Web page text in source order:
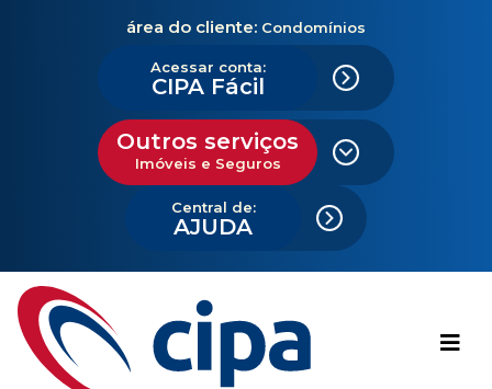
área do cliente: Condomínios
Acessar conta:
CIPA Fácil
Outros serviços
Imóveis e Seguros
Central de:
AJUDA